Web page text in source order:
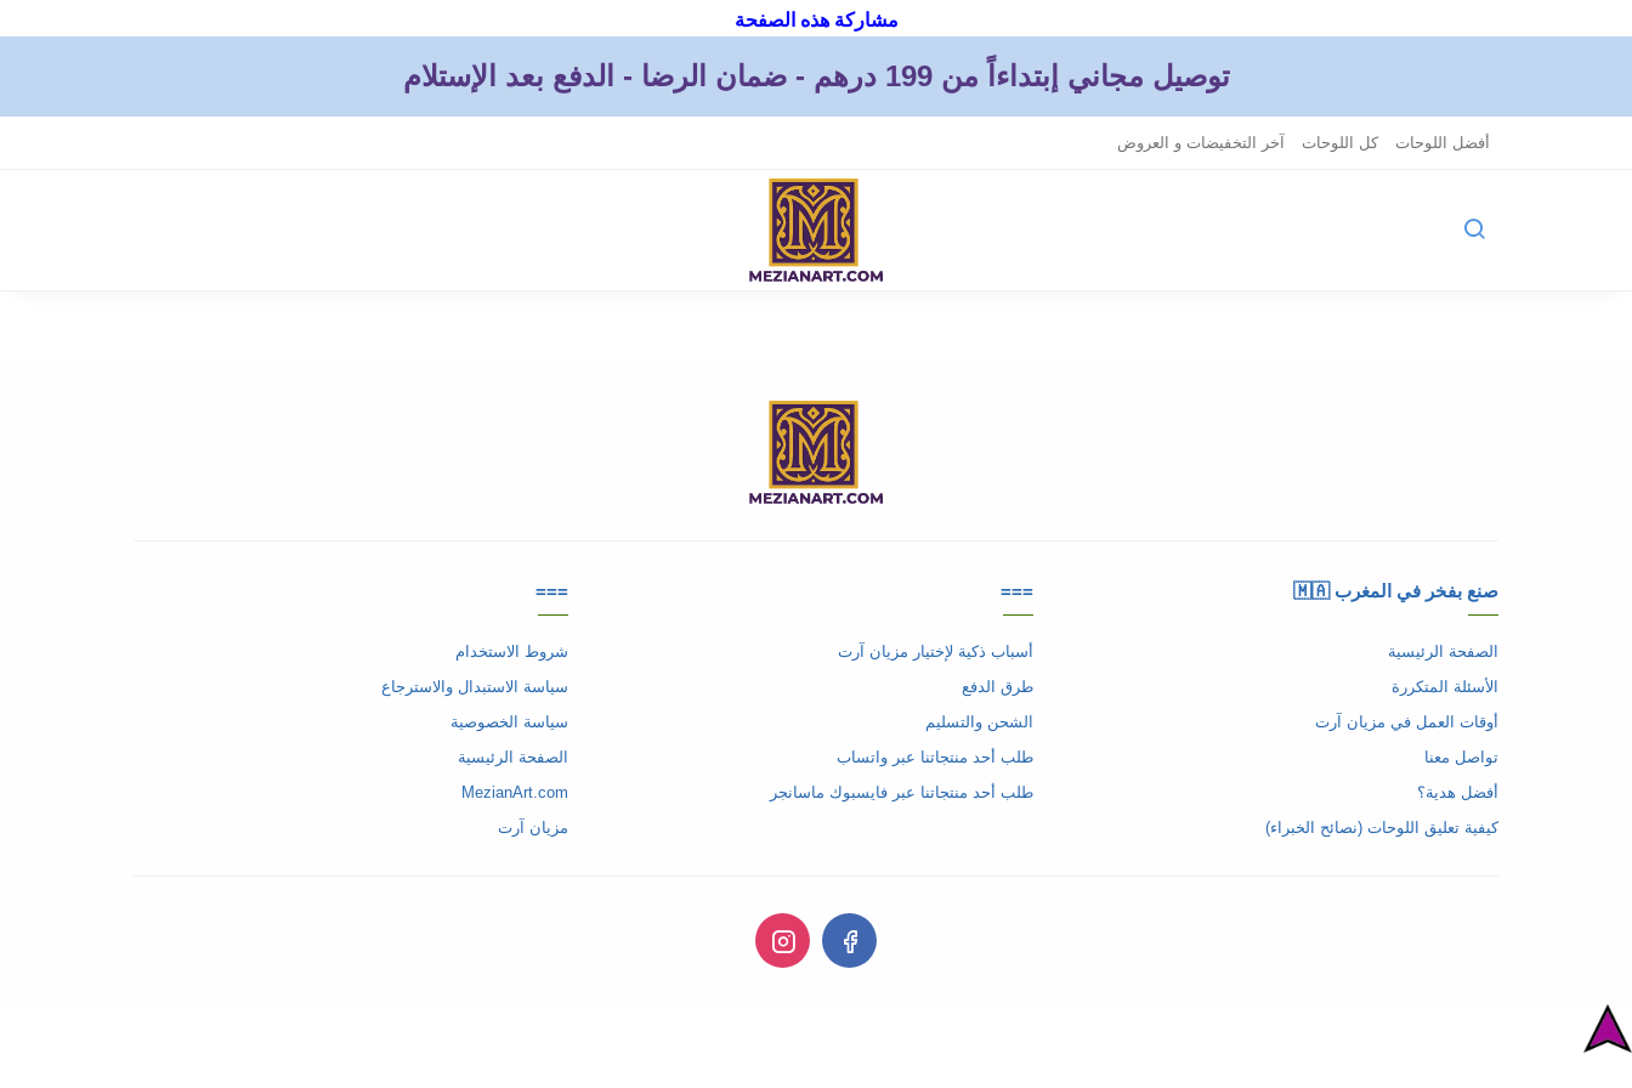
مشاركة هذه الصفحة
توصيل مجاني إبتداءاً من 199 درهم - ضمان الرضا - الدفع بعد الإستلام
أفضل اللوحات كل اللوحات آخر التخفيضات و العروض
صنع بفخر في المغرب 🇲🇦
الصفحة الرئيسية
الأسئلة المتكررة
أوقات العمل في مزيان آرت
تواصل معنا
أفضل هدية؟
كيفية تعليق اللوحات (نصائح الخبراء)
===
أسباب ذكية لإختيار مزيان آرت
طرق الدفع
الشحن والتسليم
طلب أحد منتجاتنا عبر واتساب
طلب أحد منتجاتنا عبر فايسبوك ماسانجر
===
شروط الاستخدام
سياسة الاستبدال والاسترجاع
سياسة الخصوصية
الصفحة الرئيسية
MezianArt.com
مزيان آرت